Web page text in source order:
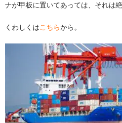
ナが甲板に置いてあっては、それは
くわしくはこちらから。